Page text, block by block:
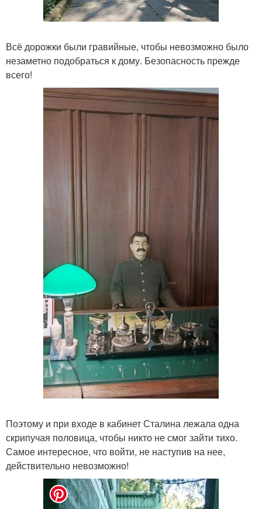
Всё дорожки были гравийные, чтобы невозможно было
незаметно подобраться к дому. Безопасность прежде
всего!
Поэтому и при входе в кабинет Сталина лежала одна
скрипучая половица, чтобы никто не смог зайти тихо.
Самое интересное, что войти, не наступив на нее,
действительно невозможно!